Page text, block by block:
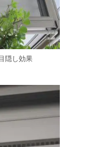
隠し効果